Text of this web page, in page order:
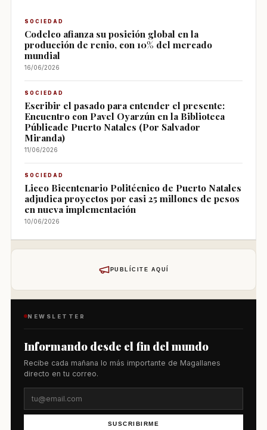
SOCIEDAD
Codelco afianza su posición global en la
producción de renio, con 10% del mercado
mundial
16/06/2026
SOCIEDAD
Escribir el pasado para entender el presente:
Encuentro con Pavel Oyarzún en la Biblioteca
Públicade Puerto Natales (Por Salvador
Miranda)
11/06/2026
SOCIEDAD
Liceo Bicentenario Politécnico de Puerto Natales
adjudica proyectos por casi 25 millones de pesos
en nueva implementación
10/06/2026
PUBLÍCITE AQUÍ
NEWSLETTER
Informando desde el fin del mundo
Recibe cada mañana lo más importante de Magallanes
directo en tu correo.
SUSCRIBIRME